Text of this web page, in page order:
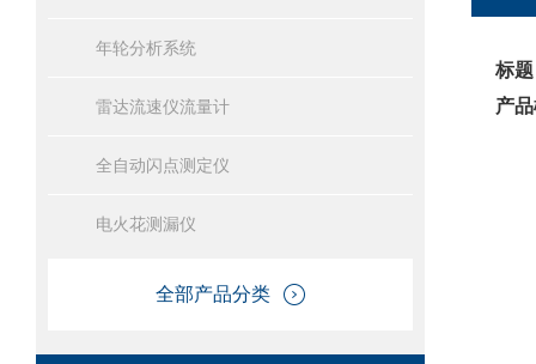
年轮分析系统
雷达流速仪流量计
全自动闪点测定仪
电火花测漏仪
全部产品分类
标
产